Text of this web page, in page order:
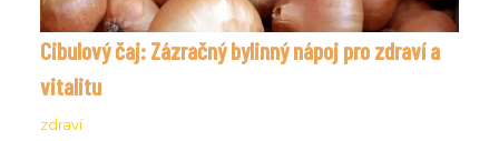
Cibulový čaj: Zázračný bylinný nápoj pro zdraví a
vitalitu
zdraví